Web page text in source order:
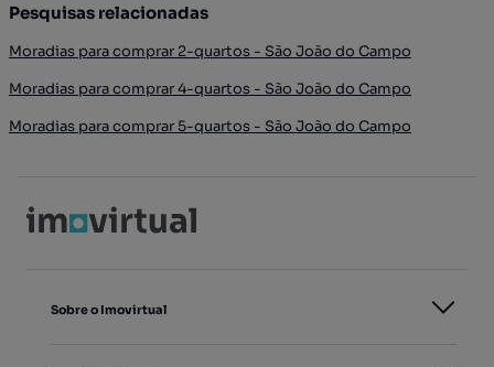
Pesquisas relacionadas
Moradias para comprar 2-quartos - São João do Campo
Moradias para comprar 4-quartos - São João do Campo
Moradias para comprar 5-quartos - São João do Campo
Sobre o Imovirtual